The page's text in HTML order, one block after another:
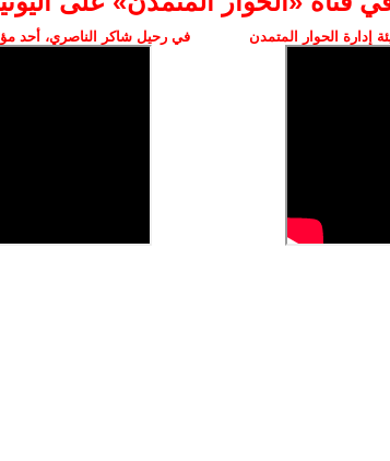
إدارة الحوار المتمدن في رحيل شاكر الناصري، أحد